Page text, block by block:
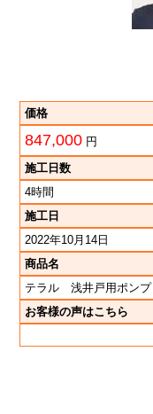
価格
847,000 円
施工日数
4時間
施工日
2022年10月14日
商品名
テラル 浅井戸用ポンプ
お客様の声はこちら